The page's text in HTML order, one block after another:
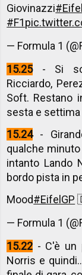
Giovinazzi
#F1
— Formula 1
15.25- Si
Ricciardo,
Soft. Restano
sesta e
15.24-
qualche
intanto Lando
bordo pista in
Mood#EifelGP
— Formula 1
15.22 - C'è un
Norris e